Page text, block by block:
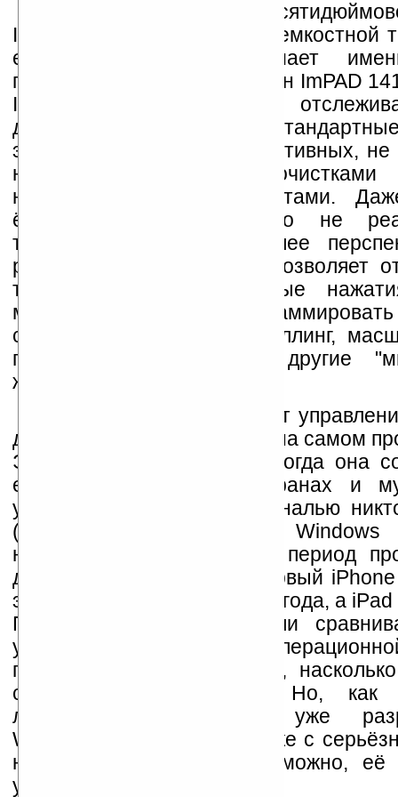
Сенсорная часть
ImPAD 1410 выполнена по eмкостной
есть, устройство понимает
подушечками пальцев. Экран ImPAD
Ilitek оснащён системой с
двух точек нажатия.
экраны, в отличие от резистивных, не
нажития ключами,
неодушевлёнными предметами.
ёмкостный экран обычно не
технология считается более
резистивная, потому что позволяет
том числе, множественные
местах, а также
сложными жестами - скроллинг,
переключение задач и другие
жесты".
Windows 7 поддерживает
даже мультитач, но... лишь на самом
Это неудивительно, ведь когда она
емкостных сенсорных экранах и
устройствах с такой диагональю
(первая информация о Windows
называлась Windows 7 в период
датируется 2006 годом, первый
экраном вышел летом 2007 года, а
Поэтому мы бы не стали
управления "десктопной"
привычным софтом с тем,
сделано в Apple iOS. Но, как
лабораториях Microsoft уже
Windows 8, создаваемая уже с
на планшеты, вполне возможно, её
установить и на ImPAD.